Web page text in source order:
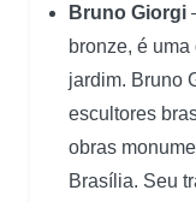
Bruno Giorgi
bronze, é
jardim. Bruno
escultores
obras
Brasília. Seu